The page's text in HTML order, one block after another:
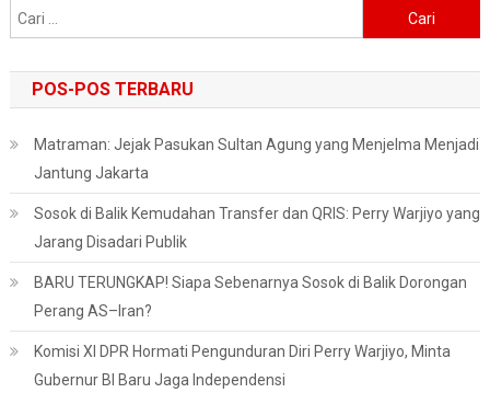
untuk:
POS-POS TERBARU
Matraman: Jejak Pasukan Sultan Agung yang Menjelma Menjadi
Jantung Jakarta
Sosok di Balik Kemudahan Transfer dan QRIS: Perry Warjiyo yang
Jarang Disadari Publik
BARU TERUNGKAP! Siapa Sebenarnya Sosok di Balik Dorongan
Perang AS–Iran?
Komisi XI DPR Hormati Pengunduran Diri Perry Warjiyo, Minta
Gubernur BI Baru Jaga Independensi